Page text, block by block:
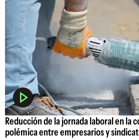
Reducción de la jornada laboral en la
polémica entre empresarios y